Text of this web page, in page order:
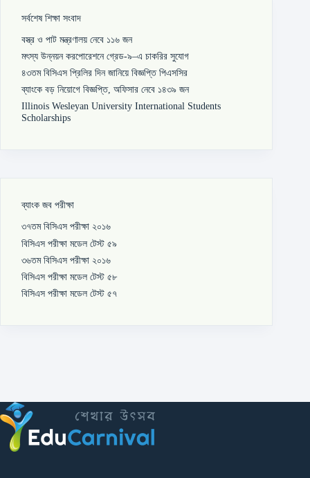
সর্বশেষ শিক্ষা সংবাদ
বস্ত্র ও পাট মন্ত্রণালয় নেবে ১১৬ জন
মৎস্য উন্নয়ন করপোরেশনে গ্রেড-৯–এ চাকরির সুযোগ
৪৩তম বিসিএস প্রিলির দিন জানিয়ে বিজ্ঞপ্তি পিএসসির
ব্যাংকে বড় নিয়োগে বিজ্ঞপ্তি, অফিসার নেবে ১৪৩৯ জন
Illinois Wesleyan University International Students
Scholarships
ব্যাংক জব পরীক্ষা
৩৭তম বিসিএস পরীক্ষা ২০১৬
বিসিএস পরীক্ষা মডেল টেস্ট ৫৯
৩৬তম বিসিএস পরীক্ষা ২০১৬
বিসিএস পরীক্ষা মডেল টেস্ট ৫৮
বিসিএস পরীক্ষা মডেল টেস্ট ৫৭